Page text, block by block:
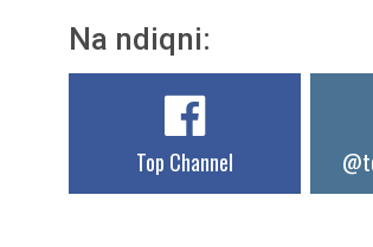
Na ndiqni:
Top Channel